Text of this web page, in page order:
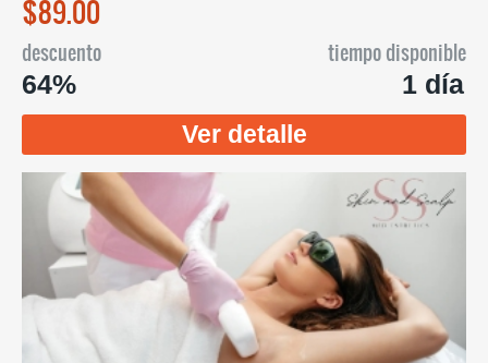
$89.00
descuento
64%
tiempo disponible
1 día
Ver detalle